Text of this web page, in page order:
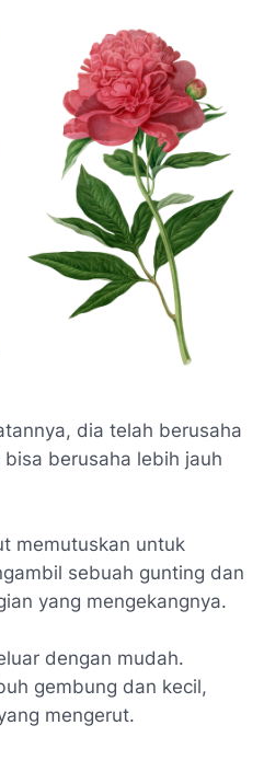
dia telah berusaha
berusaha lebih jauh
memutuskan untuk
sebuah gunting dan
yang mengekangnya.
dengan mudah.
gembung dan kecil,
mengerut.